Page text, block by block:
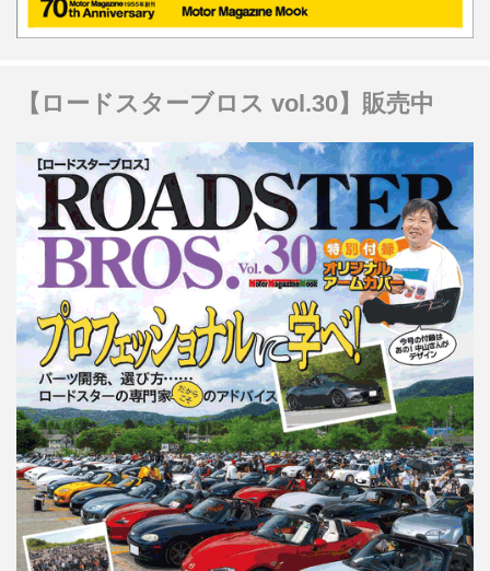
【ロードスターブロス vol.30】販売中